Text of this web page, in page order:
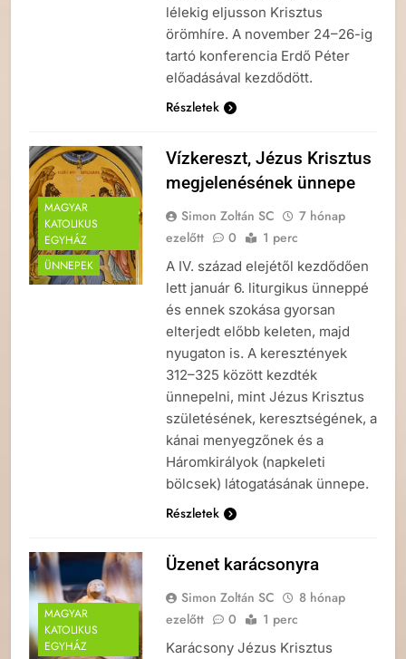
lélekig eljusson Krisztus
örömhíre. A november 24–26-ig
tartó konferencia Erdő Péter
előadásával kezdődött.
Részletek
MAGYAR
KATOLIKUS
EGYHÁZ
ÜNNEPEK
Vízkereszt, Jézus Krisztus
megjelenésének ünnepe
Simon Zoltán SC
7 hónap
ezelőtt
0 1 perc
A IV. század elejétől kezdődően
lett január 6. liturgikus ünneppé
és ennek szokása gyorsan
elterjedt előbb keleten, majd
nyugaton is. A keresztények
312–325 között kezdték
ünnepelni, mint Jézus Krisztus
születésének, keresztségének, a
kánai menyegzőnek és a
Háromkirályok (napkeleti
bölcsek) látogatásának ünnepe.
Részletek
MAGYAR
KATOLIKUS
EGYHÁZ
Üzenet karácsonyra
Simon Zoltán SC
8 hónap
ezelőtt
0 1 perc
Karácsony Jézus Krisztus